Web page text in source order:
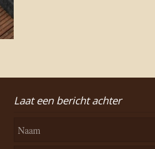
Laat een bericht achter